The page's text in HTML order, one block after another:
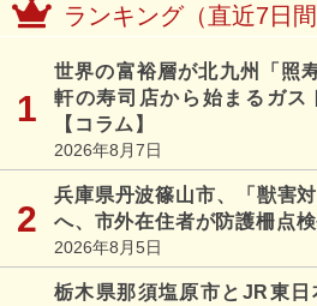
ランキング（直近7日間
世界の富裕層が北九州「照
軒の寿司店から始まるガス
【コラム】
2026年8月7日
兵庫県丹波篠山市、「獣害
へ、市外在住者が防護柵点
2026年8月5日
栃木県那須塩原市とJR東